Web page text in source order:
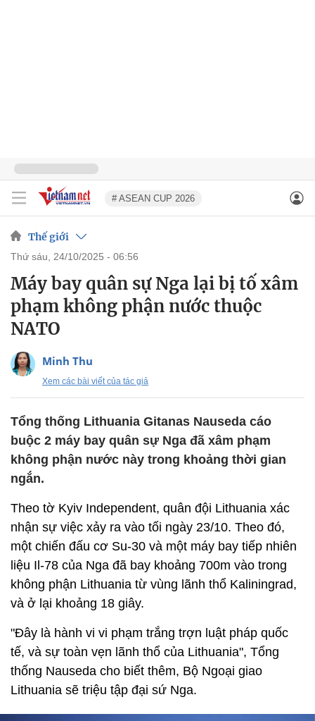
# ASEAN CUP 2026
Thế giới
thứ sáu, 24/10/2025 - 06:56
Máy bay quân sự Nga lại bị tố xâm
phạm không phận nước thuộc
NATO
Minh Thu
Xem các bài viết của tác giả
Tổng thống Lithuania Gitanas Nauseda cáo
buộc 2 máy bay quân sự Nga đã xâm phạm
không phận nước này trong khoảng thời gian
ngắn.
Theo tờ Kyiv Independent, quân đội Lithuania xác
nhận sự việc xảy ra vào tối ngày 23/10. Theo đó,
một chiến đấu cơ Su-30 và một máy bay tiếp nhiên
liệu Il-78 của Nga đã bay khoảng 700m vào trong
không phận Lithuania từ vùng lãnh thổ Kaliningrad,
và ở lại khoảng 18 giây.
"Đây là hành vi vi phạm trắng trợn luật pháp quốc
tế, và sự toàn vẹn lãnh thổ của Lithuania", Tổng
thống Nauseda cho biết thêm, Bộ Ngoại giao
Lithuania sẽ triệu tập đại sứ Nga.